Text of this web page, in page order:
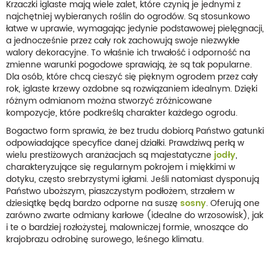
Krzaczki iglaste mają wiele zalet, które czynią je jednymi z
najchętniej wybieranych roślin do ogrodów. Są stosunkowo
łatwe w uprawie, wymagając jedynie podstawowej pielęgnacji,
a jednocześnie przez cały rok zachowują swoje niezwykłe
walory dekoracyjne. To właśnie ich trwałość i odporność na
zmienne warunki pogodowe sprawiają, że są tak popularne.
Dla osób, które chcą cieszyć się pięknym ogrodem przez cały
rok, iglaste krzewy ozdobne są rozwiązaniem idealnym. Dzięki
różnym odmianom można stworzyć zróżnicowane
kompozycje, które podkreślą charakter każdego ogrodu.
Bogactwo form sprawia, że bez trudu dobiorą Państwo gatunki
odpowiadające specyfice danej działki. Prawdziwą perłą w
wielu prestiżowych aranżacjach są majestatyczne jodły,
charakteryzujące się regularnym pokrojem i miękkimi w
dotyku, często srebrzystymi igłami. Jeśli natomiast dysponują
Państwo uboższym, piaszczystym podłożem, strzałem w
dziesiątkę będą bardzo odporne na suszę sosny. Oferują one
zarówno zwarte odmiany karłowe (idealne do wrzosowisk), jak
i te o bardziej rozłożystej, malowniczej formie, wnoszące do
krajobrazu odrobinę surowego, leśnego klimatu.